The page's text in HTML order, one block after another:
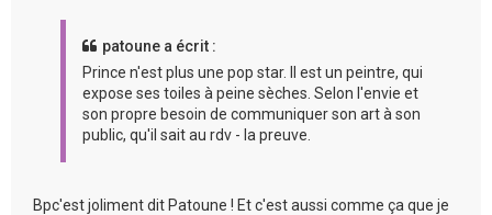
patoune a écrit :
Prince n'est plus une pop star. Il est un peintre, qui
expose ses toiles à peine sèches. Selon l'envie et
son propre besoin de communiquer son art à son
public, qu'il sait au rdv - la preuve.
Bpc'est joliment dit Patoune ! Et c'est aussi comme ça que je